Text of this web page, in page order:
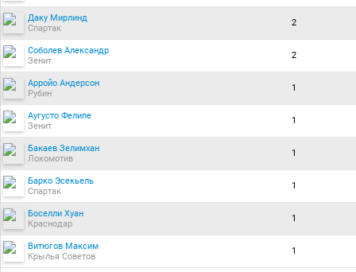
Даку Мирлинд
Спартак
2
Соболев Александр
Зенит
2
Арройо Андерсон
Рубин
1
Аугусто Фелипе
Зенит
1
Бакаев Зелимхан
Локомотив
1
Барко Эсекьель
Спартак
1
Боселли Хуан
Краснодар
1
Витюгов Максим
Крылья Советов
1